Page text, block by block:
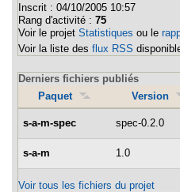
Inscrit : 04/10/2005 10:57
Rang d'activité : 75
Voir le projet Statistiques ou le
Voir la liste des flux RSS
Derniers fichiers publiés
Paquet
Version
s-a-m-spec spec-0.2.0
s-a-m 1.0
Voir tous les fichiers du projet